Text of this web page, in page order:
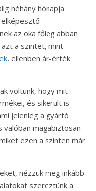
néhány hónapja
elképesztő
az oka főleg abban
azt a szintet, mint
, ellenben ár-érték
voltunk, hogy mit
és sikerült is
jelenleg a gyártó
valóban magabiztosan
ezen a szinten már
nézzük meg inkább
szereztünk a